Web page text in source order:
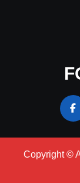
Copyright ©